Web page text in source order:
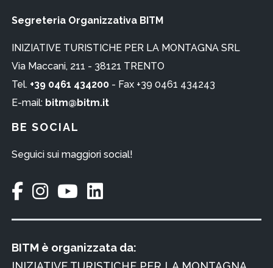
BE SOCIAL
Seguici sui maggiori social!
Segreteria Organizzativa BITM
INIZIATIVE TURISTICHE PER LA MONTAGNA SRL
Via Maccani, 211 - 38121 TRENTO
Tel. +39 0461 434200- Fax +39 0461 434243
E-mail: bitm@bitm.it
BITM è organizzata da: